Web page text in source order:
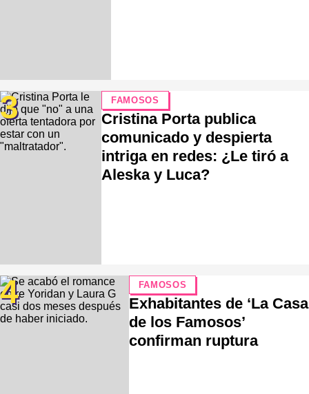
3 FAMOSOS
Cristina Porta publica
comunicado y despierta
intriga en redes: ¿Le tiró a
Aleska y Luca?
4 FAMOSOS
Exhabitantes de ‘La Casa
de los Famosos’
confirman ruptura